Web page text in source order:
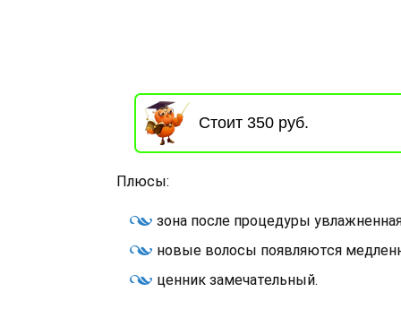
Стоит 350 руб.
Плюсы:
зона после процедуры
новые волосы появляются
ценник замечательный.